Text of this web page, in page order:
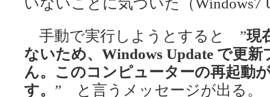
手動で実行しようとすると ”現
ないため、Windows Update で更
ん。このコンピューターの再起動
す。 ” と言うメッセージが出る。